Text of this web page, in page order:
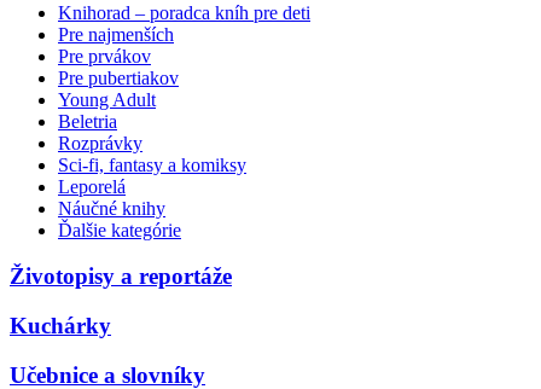
Knihorad – poradca kníh pre deti
Pre najmenších
Pre prvákov
Pre pubertiakov
Young Adult
Beletria
Rozprávky
Sci-fi, fantasy a komiksy
Leporelá
Náučné knihy
Ďalšie kategórie
Životopisy a reportáže
Kuchárky
Učebnice a slovníky